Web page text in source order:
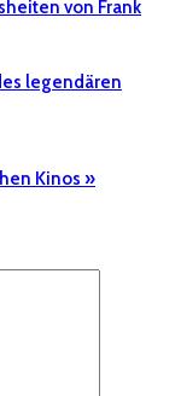
von Frank
legendären
Kinos »